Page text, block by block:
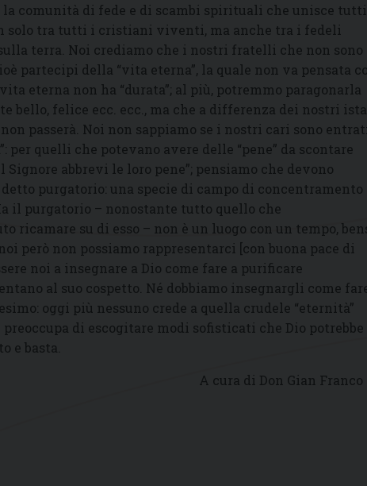
la comunità di fede e di scambi spirituali che unisce
solo tra tutti i cristiani viventi, ma anche tra i fedeli
terra. Noi crediamo che i nostri fratelli che non sono
partecipi della “vita eterna”, la quale non va pensata
eterna non ha “durata”; al più, potremmo paragonarla
bello, felice ecc. ecc., ma che a differenza dei nostri
passerà. Noi non sappiamo se i nostri cari sono
per quelli che potevano avere delle “pene” da scontare
abbrevi le loro pene”; pensiamo che devono
detto purgatorio: una specie di campo di concentramento
il purgatorio – nonostante tutto quello che
ricamare su di esso – non è un luogo con un tempo,
però non possiamo rappresentarci [con buona pace di
noi a insegnare a Dio come fare a purificare
al suo cospetto. Né dobbiamo insegnargli come
oggi più nessuno crede a quella crudele “eternità”
di escogitare modi sofisticati che Dio potrebbe
e basta.
A cura di Don Gian Franco